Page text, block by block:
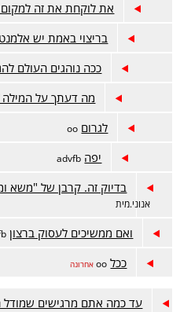
את לוקחת את זה
בריצוי באמת יש
ככה נוהגים העולם
מה דעתך על המילה
לגרום oo
יפה advfb
בדיוק זה. קרבן של "משא
אנוני.מית
ואם ממשיכים לעסוק ברצון
ככל oo אחרונה
עד כמה אתם מרגישים שמודל